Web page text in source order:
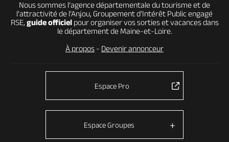
Nous sommes l’agence départementale du tourisme et de
l’attractivité de l’Anjou, Groupement d’Intérêt Public engagé
RSE, guide officielpour organiser vos sorties et vacances dans
le département de Maine-et-Loire.
À propos - Devenir annonceur
Espace Pro
Espace Groupes